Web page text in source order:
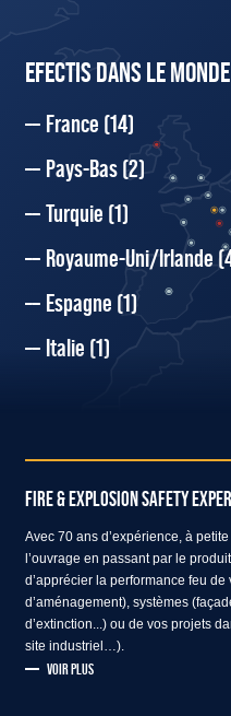
EFECTIS DANS LE MONDE
France (14)
Pays-Bas(2)
Turquie (1)
Royaume-Uni/Irlande
Espagne (1)
Italie (1)
FIRE & EXPLOSION SAFETY
Avec 70 ans d’expérience, à
l’ouvrage en passant par le
d’apprécier la performance feu
d’aménagement), systèmes
d’extinction...) ou de vos projets
site industriel…).
VOIR PLUS